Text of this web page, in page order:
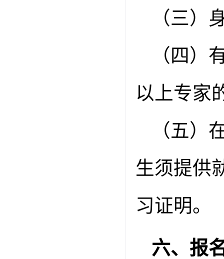
（三）
（四）
以上专家
（五）
生须提供
习证明。
六、报